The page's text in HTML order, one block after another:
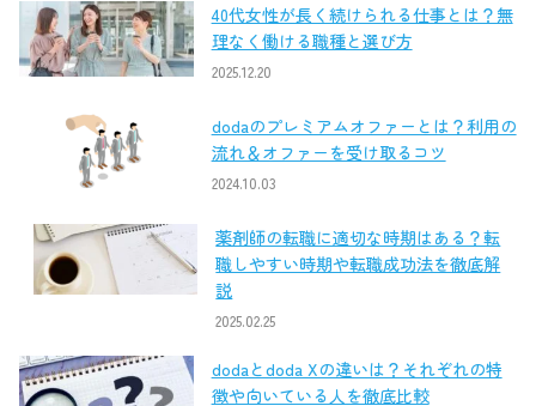
40代女性が長く続けられる仕事とは？無
理なく働ける職種と選び方
2025.12.20
dodaのプレミアムオファーとは？利用の
流れ＆オファーを受け取るコツ
2024.10.03
薬剤師の転職に適切な時期はある？転
職しやすい時期や転職成功法を徹底解
説
2025.02.25
dodaとdoda Xの違いは？それぞれの特
徴や向いている人を徹底比較